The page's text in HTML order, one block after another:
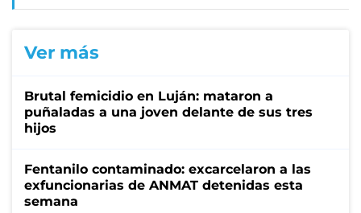
Ver más
Brutal femicidio en Luján: mataron a
puñaladas a una joven delante de sus tres
hijos
Fentanilo contaminado: excarcelaron a las
exfuncionarias de ANMAT detenidas esta
semana